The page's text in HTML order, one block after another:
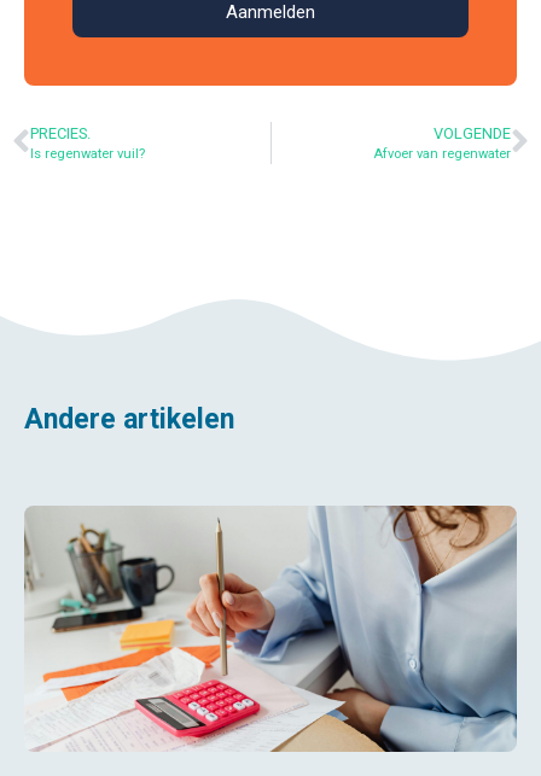
Aanmelden
PRECIES.
Is regenwater vuil?
VOLGENDE
Afvoer van regenwater
Andere artikelen